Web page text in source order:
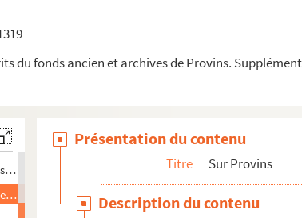
du fonds ancien et archives de Provins.
officiers municipaux et membres du conseil général de la
du conseil de ville concernant le collège de
délibérations du conseil permanent de la municipalité et du
délivrées aux municipalités pour payement des secours
Présentation du contenu
Titre Sur Provins
Description du contenu